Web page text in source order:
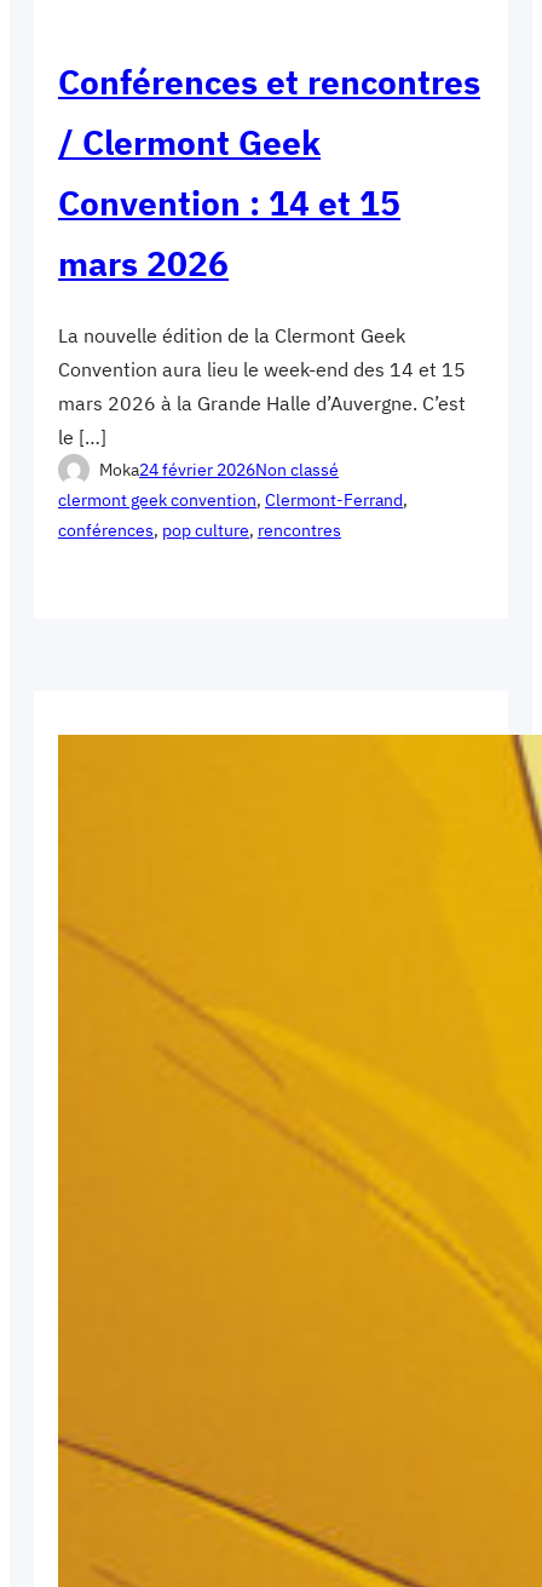
Conférences et rencontres
/ Clermont Geek
Convention : 14 et 15
mars 2026
La nouvelle édition de la Clermont Geek
Convention aura lieu le week-end des 14 et 15
mars 2026 à la Grande Halle d’Auvergne. C’est
le […]
Moka24 février 2026Non classé
clermont geek convention, Clermont-Ferrand
conférences, pop culture, rencontres